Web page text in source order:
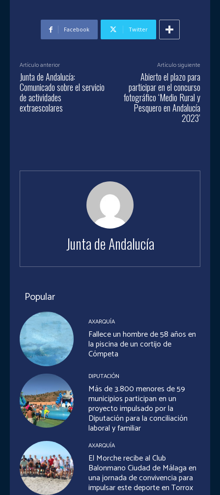
Facebook Twitter
Artículo anterior
Junta de Andalucía:
Comunicado sobre el servicio
de actividades
extraescolares
Artículo siguiente
Abierto el plazo para
participar en el concurso
fotográfico ‘Medio Rural y
Pesquero en Andalucía
2023’
Junta de Andalucía
Popular
AXARQUÍA
Fallece un hombre de 58 años en
la piscina de un cortijo de
Cómpeta
DIPUTACIÓN
Más de 3.800 menores de 59
municipios participan en un
proyecto impulsado por la
Diputación para la conciliación
laboral y familiar
AXARQUÍA
El Morche recibe al Club
Balonmano Ciudad de Málaga en
una jornada de convivencia para
impulsar este deporte en Torrox